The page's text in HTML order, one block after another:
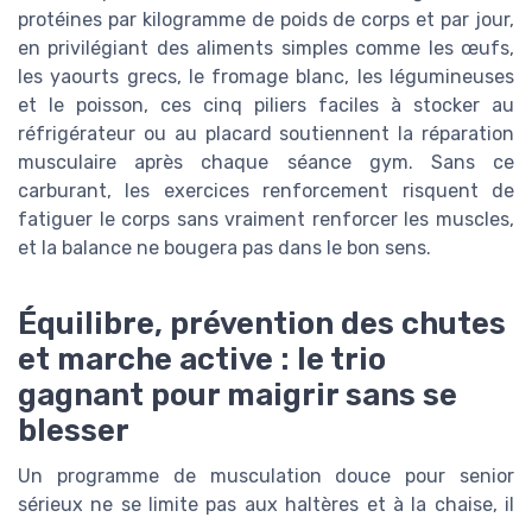
protéines par kilogramme de poids de corps et par jour,
en privilégiant des aliments simples comme les œufs,
les yaourts grecs, le fromage blanc, les légumineuses
et le poisson, ces cinq piliers faciles à stocker au
réfrigérateur ou au placard soutiennent la réparation
musculaire après chaque séance gym. Sans ce
carburant, les exercices renforcement risquent de
fatiguer le corps sans vraiment renforcer les muscles,
et la balance ne bougera pas dans le bon sens.
Équilibre, prévention des chutes
et marche active : le trio
gagnant pour maigrir sans se
blesser
Un programme de musculation douce pour senior
sérieux ne se limite pas aux haltères et à la chaise, il